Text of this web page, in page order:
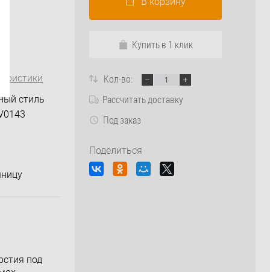
стиль
под
Купить в 1 клик
Кол-во:
Рассчитать доставку
Под заказ
Поделиться